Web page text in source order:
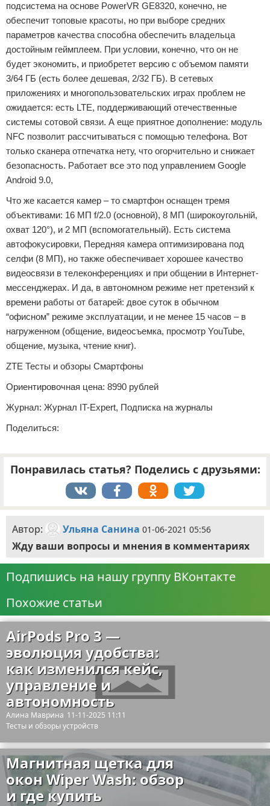
подсистема на основе PowerVR GE8320, конечно, не
обеспечит топовые красоты, но при выборе средних
параметров качества способна обеспечить владельца
достойным геймплеем. При условии, конечно, что он не
будет экономить, и приобретет версию с объемом памяти
3/64 ГБ (есть более дешевая, 2/32 ГБ). В сетевых
приложениях и многопользовательских играх проблем не
ожидается: есть LTE, поддерживающий отечественные
системы сотовой связи. А еще приятное дополнение: модуль
NFC позволит рассчитываться с помощью телефона. Вот
только сканера отпечатка нету, что огорчительно и снижает
безопасность. Работает все это под управлением Google
Android 9.0,
Что же касается камер – то смартфон оснащен тремя
объективами: 16 МП f/2.0 (основной), 8 МП (широкоугольній,
охват 120°), и 2 МП (вспомогательный). Есть система
автофокусировки, Передняя камера оптимизирована под
селфи (8 МП), но также обеспечивает хорошее качество
видеосвязи в телеконференциях и при общении в Интернет-
мессенджерах. И да, в автономном режиме нет претензий к
времени работы от батарей: двое суток в обычном
“офисном” режиме эксплуатации, и не менее 15 часов – в
нагруженном (общение, видеосъемка, просмотр YouTube,
общение, музыка, чтение книг).
ZTE Тесты и обзоры Смартфоны
Ориентировочная цена: 8990 рублей
Журнал: Журнал IT-Expert, Подписка на журналы
Поделиться:
Понравилась статья? Поделись с друзьями:
Автор: Ульяна Санина 01-06-2021 05:56
Жду ваши вопросы и мнения в комментариях
Подпишись на нашу группу ВКонтакте
Похожие статьи
AirPods Pro 3 —
эволюция удобства:
как изменился кейс,
управление и
автономность
Алина Маврина 11-11-2025 11:11
Тесты и обзоры устройств
Магнитная щетка для
окон Wiper Wash: обзор
и где купить